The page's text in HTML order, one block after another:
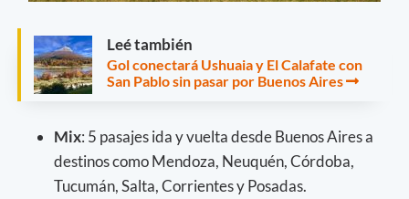
Leé también
Gol conectará Ushuaia y El Calafate con
San Pablo sin pasar por Buenos Aires
Mix: 5 pasajes ida y vuelta desde Buenos Aires a
destinos como Mendoza, Neuquén, Córdoba,
Tucumán, Salta, Corrientes y Posadas.